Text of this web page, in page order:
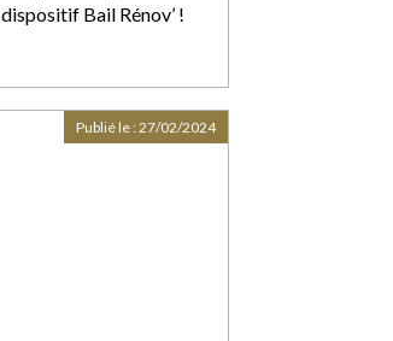
dispositif Bail Rénov’ !
Publié le :27/02/2024